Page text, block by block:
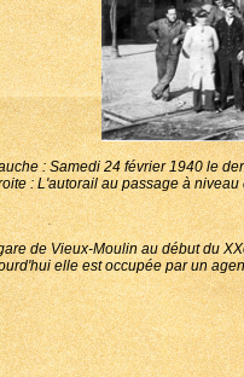
: Samedi 24 février 1940 le
: L'autorail au passage à
de Vieux-Moulin au début du
elle est occupée par un